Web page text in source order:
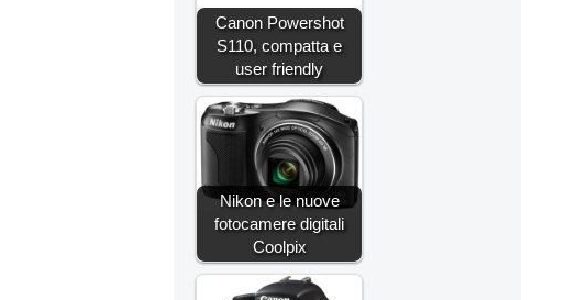
Canon Powershot
S110, compatta e
user friendly
Nikon e le nuove
fotocamere digitali
Coolpix